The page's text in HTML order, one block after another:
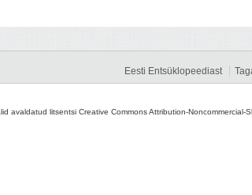
Eesti Entsüklopeediast
avaldatud litsentsi Creative Commons Attribution-Noncommercial-